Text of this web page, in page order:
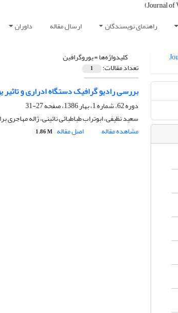
راهنمای نویسندگان ارسال مقاله داوران
کلیدواژه‌ها =یوروگرافین
تعداد مقالات: 1
بررسی رادیو گرافیک دستگاه ادراری و تاثیر
دوره 62، شماره 1، بهار 1386، صفحه
27-31
سعید نظیفی، ابوتراب طباطبائی نائینی، ژاله مهاجری
مشاهده مقاله
اصل مقاله 1.86 M